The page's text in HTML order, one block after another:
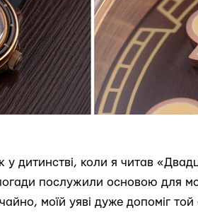
у дитинстві, коли я читав
послужили основою для
моїй уяві дуже допоміг